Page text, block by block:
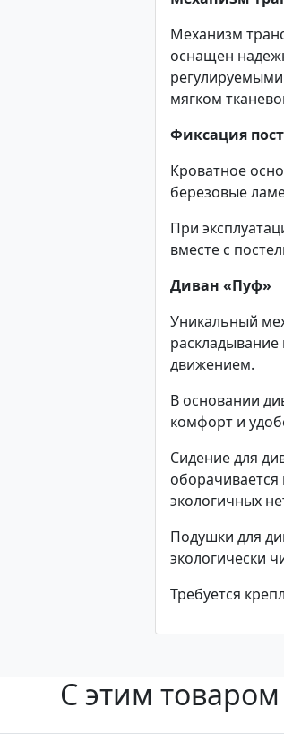
Механизм
оснащен
мягком
Фиксация
Кроватное
березовые
При
вместе с
Диван «Пуф»
Уникальный
движением.
В основании
комфорт и
Сидение для
экологичных
Подушки для
экологически
Требуется
С этим